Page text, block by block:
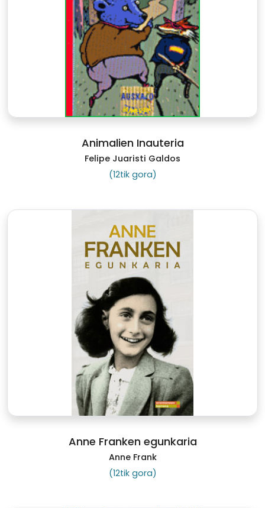
Animalien Inauteria
Felipe Juaristi Galdos
(12tik gora)
Anne Franken egunkaria
Anne Frank
(12tik gora)